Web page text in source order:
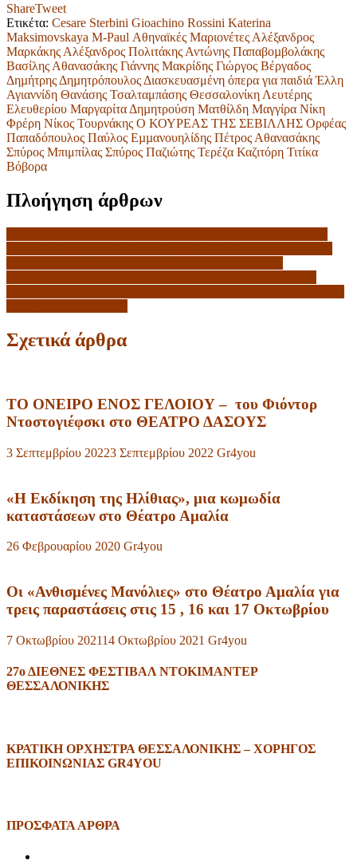
ShareTweet
Ετικέτα: Cesare Sterbini Gioachino Rossini Katerina
Maksimovskaya M-Paul Αθηναϊκές Μαριονέτες Αλέξανδρος
Μαρκάκης Αλέξανδρος Πολιτάκης Αντώνης Παπαβοµβολάκης
Βασίλης Αθανασάκης Γιάννης Μακρίδης Γιώργος Βέργαδος
Δηµήτρης Δηµητρόπουλος Διασκευασμένη όπερα για παιδιά Έλλη
Αγιαννίδη Θανάσης Τσαλταμπάσης Θεσσαλονίκη Λευτέρης
Ελευθερίου Μαργαρίτα Δηµητρούση Ματθίλδη Μαγγίρα Νίκη
Φρέρη Νίκος Τουρνάκης Ο ΚΟΥΡΕΑΣ ΤΗΣ ΣΕΒΙΛΛΗΣ Ορφέας
Παπαδόπουλος Παύλος Εµµανουηλίδης Πέτρος Αθανασάκης
Σπύρος Μπιμπίλας Σπύρος Παζιώτης Τερέζα Καζιτόρη Τιτίκα
Βόβορα
Πλοήγηση άρθρων
Σχετικά άρθρα
ΤΟ ΟΝΕΙΡΟ ΕΝΟΣ ΓΕΛΟΙΟΥ – του Φιόντορ
Ντοστογιέφσκι στο ΘΕΑΤΡΟ ΔΑΣΟΥΣ
3 Σεπτεμβρίου 20223 Σεπτεμβρίου 2022 Gr4you
«Η Εκδίκηση της Ηλίθιας», μια κωμωδία
καταστάσεων στο Θέατρο Αμαλία
26 Φεβρουαρίου 2020 Gr4you
Οι «Ανθισμένες Μανόλιες» στο Θέατρο Αμαλία για
τρεις παραστάσεις στις 15 , 16 και 17 Οκτωβρίου
7 Οκτωβρίου 202114 Οκτωβρίου 2021 Gr4you
27ο ΔΙΕΘΝΕΣ ΦΕΣΤΙΒΑΛ ΝΤΟΚΙΜΑΝΤΕΡ
ΘΕΣΣΑΛΟΝΙΚΗΣ
ΚΡΑΤΙΚΗ ΟΡΧΗΣΤΡΑ ΘΕΣΣΑΛΟΝΙΚΗΣ – ΧΟΡΗΓΟΣ
ΕΠΙΚΟΙΝΩΝΙΑΣ GR4YOU
ΠΡΟΣΦΑΤΑ ΑΡΘΡΑ